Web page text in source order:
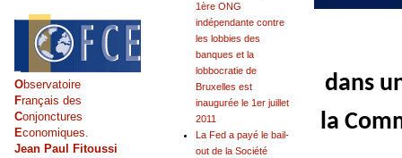
dans
la
1ère ONG
indépendante contre
les lobbies des
banques et la
lobbocratie de
Bruxelles est
inaugurée le 1er juillet
2011
La Fed a payé le bail-
out de la Société
Observatoire
Français des
Conjonctures
Economiques.
Jean Paul Fitoussi